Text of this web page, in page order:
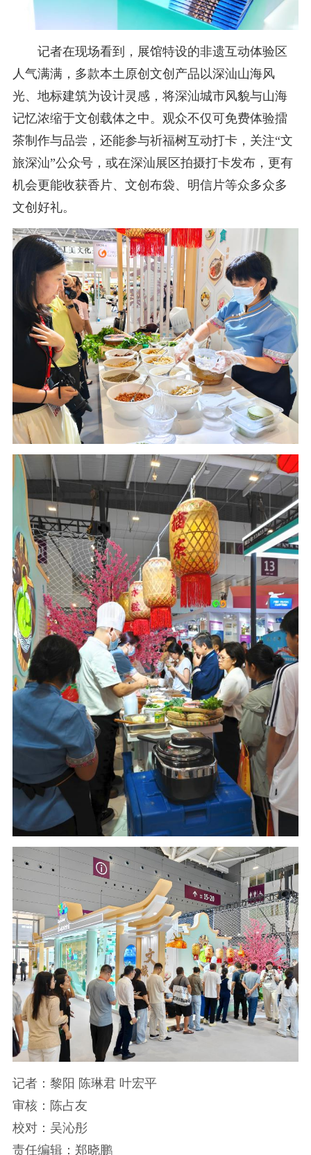
记者在现场看到，展馆特设的非遗互动体验区
人气满满，多款本土原创文创产品以深汕山海风
光、地标建筑为设计灵感，将深汕城市风貌与山海
记忆浓缩于文创载体之中。观众不仅可免费体验擂
茶制作与品尝，还能参与祈福树互动打卡，关注“文
旅深汕”公众号，或在深汕展区拍摄打卡发布，更有
机会更能收获香片、文创布袋、明信片等众多众多
文创好礼。
记者：黎阳 陈琳君 叶宏平
审核：陈占友
校对：吴沁彤
责任编辑：郑晓鹏